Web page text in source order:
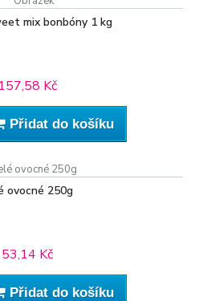
mix bonbóny 1 kg
157,58 Kč
Přidat do košíku
ovocné 250g
53,14 Kč
Přidat do košíku